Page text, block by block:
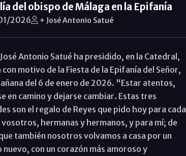
del obispo de Málaga en la Epifanía
2026 + José Antonio Satué
Antonio Satué ha presidido, en la Catedral,
con motivo de la Fiesta de la Epifanía del Señor,
del 6 de enero de 2026. "Estar atentos,
en camino y dejarse cambiar. Estas tres
son el regalo de Reyes que pido hoy para cada
vosotros, hermanas y hermanos, y para mí; de
también nosotros volvamos a casa por un
nuevo, con un corazón más amoroso y